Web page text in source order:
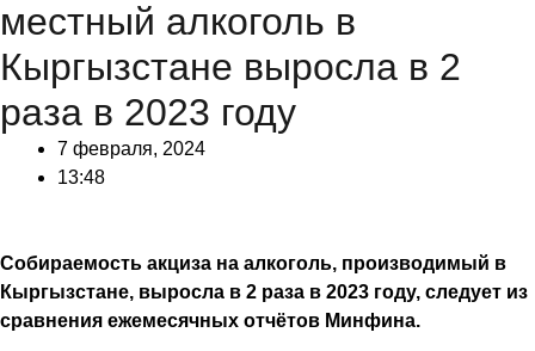
местный алкоголь в
Кыргызстане выросла в 2
раза в 2023 году
7 февраля, 2024
13:48
Собираемость акциза на алкоголь, производимый в
Кыргызстане, выросла в 2 раза в 2023 году, следует из
сравнения ежемесячных отчётов Минфина.